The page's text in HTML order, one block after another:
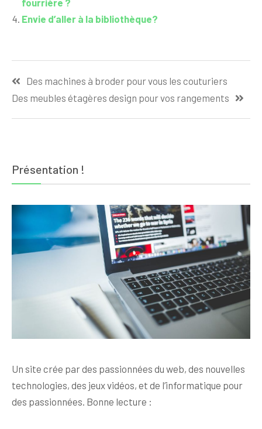
fourrière ?
Envie d’aller à la bibliothèque?
Des machines à broder pour vous les couturiers
Des meubles étagères design pour vos rangements
Présentation !
Un site crée par des passionnées du web, des nouvelles
technologies, des jeux vidéos, et de l’informatique pour
des passionnées. Bonne lecture :